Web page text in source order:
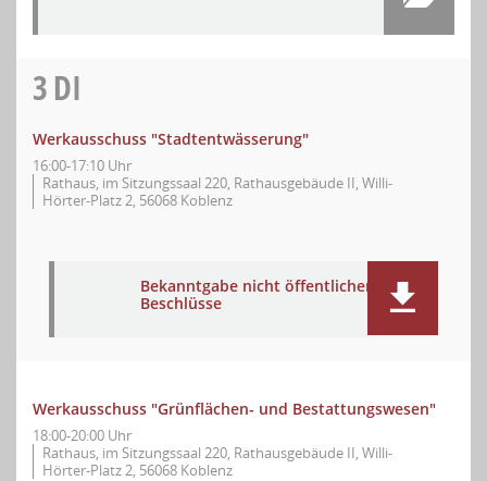
3DI
Werkausschuss "Stadtentwässerung"
16:00-17:10 Uhr
Rathaus, im Sitzungssaal 220, Rathausgebäude II, Willi-
Hörter-Platz 2, 56068 Koblenz
Bekanntgabe nicht öffentlicher
Beschlüsse
Werkausschuss "Grünflächen- und Bestattungswesen"
18:00-20:00 Uhr
Rathaus, im Sitzungssaal 220, Rathausgebäude II, Willi-
Hörter-Platz 2, 56068 Koblenz